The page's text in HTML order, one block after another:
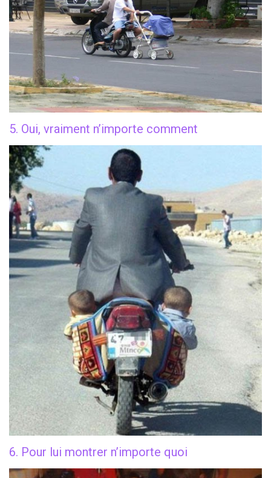
5. Oui, vraiment n’importe comment
6. Pour lui montrer n’importe quoi